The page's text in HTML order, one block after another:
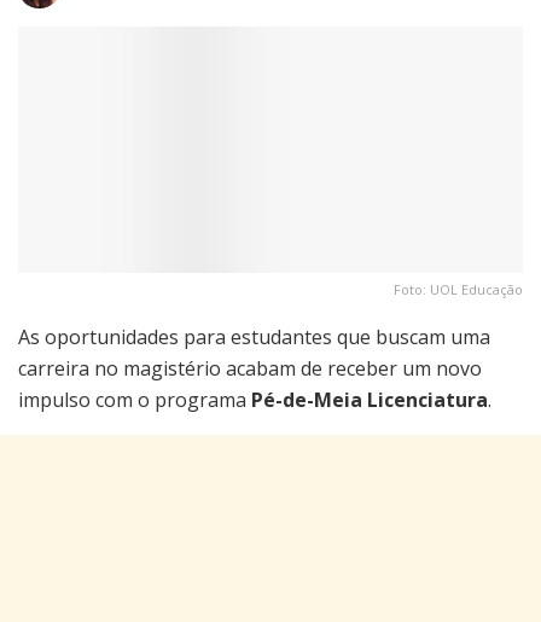
Foto: UOL Educação
As oportunidades para estudantes que buscam uma
carreira no magistério acabam de receber um novo
impulso com o programa Pé-de-Meia Licenciatura.